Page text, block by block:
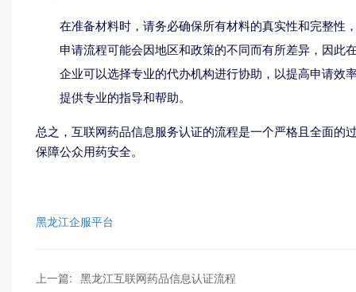
在准备材料时，请务必确保所有材料的真实性和完整性
申请流程可能会因地区和政策的不同而有所差异，因此
企业可以选择专业的代办机构进行协助，以提高申请效
提供专业的指导和帮助。
总之，互联网药品信息服务认证的流程是一个严格且全面
保障公众用药安全。
黑龙江企服平台
上一篇: 黑龙江互联网药品信息认证流程